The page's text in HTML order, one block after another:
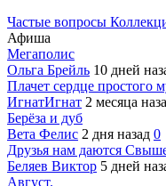
Частые вопросы
Афиша
Мегаполис
Ольга Брейль 10 дней
Плачет сердце простого
ИгнатИгнат 2 месяца
Берёза и дуб
Вета Фелис 2 дня назад 0
Друзья нам даются
Беляев Виктор 5 дней
Август.